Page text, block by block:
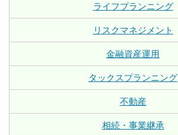
ライフプランニング
リスクマネジメント
金融資産運用
タックスプランニング
不動産
相続・事業継承